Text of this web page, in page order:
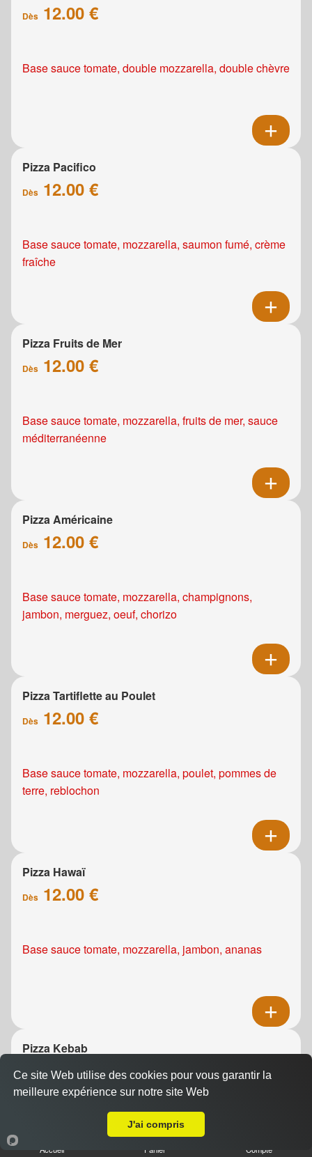
Dès 12.00 €
Base sauce tomate, double mozzarella, double chèvre
Pizza Pacifico
Dès 12.00 €
Base sauce tomate, mozzarella, saumon fumé, crème
fraîche
Pizza Fruits de Mer
Dès 12.00 €
Base sauce tomate, mozzarella, fruits de mer, sauce
méditerranéenne
Pizza Américaine
Dès 12.00 €
Base sauce tomate, mozzarella, champignons,
jambon, merguez, oeuf, chorizo
Pizza Tartiflette au Poulet
Dès 12.00 €
Base sauce tomate, mozzarella, poulet, pommes de
terre, reblochon
Pizza Hawaï
Dès 12.00 €
Base sauce tomate, mozzarella, jambon, ananas
Pizza Kebab
Dès12.00 €
Base sauce tomate, mozzarella, viande de grec,
Accueil Panier Compte
Ce site Web utilise des cookies pour vous garantir la
meilleure expérience sur notre site Web
J'ai compris